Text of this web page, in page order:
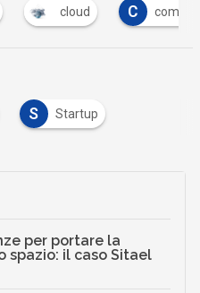
C commissione europea
S Startup
per portare la
spazio: il caso Sitael